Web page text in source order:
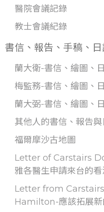
醫院會議記錄
教士會議紀錄
書信、報告、手稿、日
蘭大衛-書信、繪圖、
梅監務-書信、繪圖、
蘭大弼-書信、繪圖、
其他人的書信、報告
福爾摩沙古地圖
Letter of Carstairs
雅各醫生申請來台的看
Letter from
Hamilton-應該拓展新